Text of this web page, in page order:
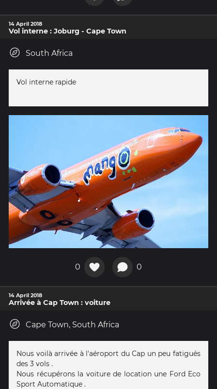
14 April 2018
Vol interne : Joburg - Cape Town
South Africa
Vol interne rapide
0 0
14 April 2018
Arrivée à Cap Town : voiture
Cape Town, South Africa
Nous voilà arrivée à l'aéroport du Cap un peu fatigués
des 3 vols .
Nous récupérons la voiture de location une Ford Eco
Sport Automatique .